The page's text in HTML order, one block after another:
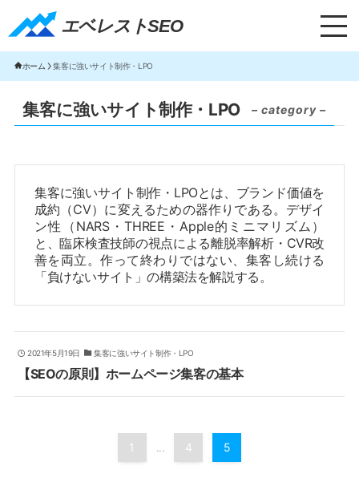
エベレストSEO
エベレストSEO｜TOP
ホーム 集客に強いサイト制作・LPO
集客に強いサイト制作・LPO – category –
集客に強いサイト制作・LPOとは、ブランド価値を
成約（CV）に変えるための器作りである。デザイ
ン性（NARS・THREE・Apple的ミニマリズム）
と、臨床検査技師の視点による離脱率解析・CVR改
善を両立。作って終わりではない、集客し続ける
「負けないサイト」の構築法を解説する。
2021年5月19日 集客に強いサイト制作・LPO
【SEOの原則】ホームページ集客の基本
1 ... 4 5